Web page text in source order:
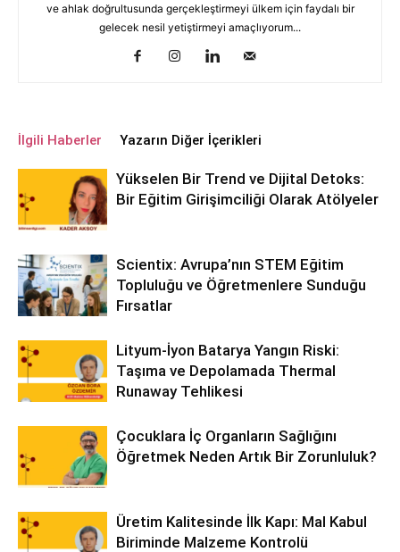
ve ahlak doğrultusunda gerçekleştirmeyi ülkem için faydalı bir
gelecek nesil yetiştirmeyi amaçlıyorum...
İlgili Haberler Yazarın Diğer İçerikleri
Yükselen Bir Trend ve Dijital Detoks:
Bir Eğitim Girişimciliği Olarak Atölyeler
Scientix: Avrupa’nın STEM Eğitim
Topluluğu ve Öğretmenlere Sunduğu
Fırsatlar
Lityum-İyon Batarya Yangın Riski:
Taşıma ve Depolamada Thermal
Runaway Tehlikesi
Çocuklara İç Organların Sağlığını
Öğretmek Neden Artık Bir Zorunluluk?
Üretim Kalitesinde İlk Kapı: Mal Kabul
Biriminde Malzeme Kontrolü